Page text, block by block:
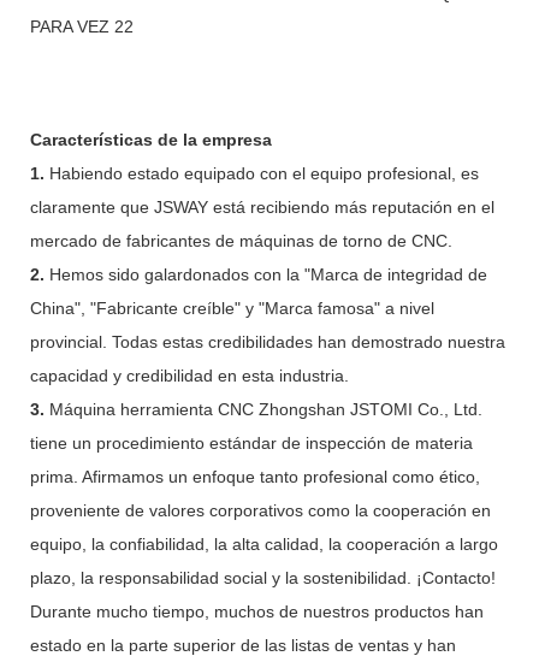
Características de la empresa
1. Habiendo estado equipado con el equipo profesional, es
claramente que JSWAY está recibiendo más reputación en el
mercado de fabricantes de máquinas de torno de CNC.
2. Hemos sido galardonados con la "Marca de integridad de
China", "Fabricante creíble" y "Marca famosa" a nivel
provincial. Todas estas credibilidades han demostrado nuestra
capacidad y credibilidad en esta industria.
3. Máquina herramienta CNC Zhongshan JSTOMI Co., Ltd.
tiene un procedimiento estándar de inspección de materia
prima. Afirmamos un enfoque tanto profesional como ético,
proveniente de valores corporativos como la cooperación en
equipo, la confiabilidad, la alta calidad, la cooperación a largo
plazo, la responsabilidad social y la sostenibilidad. ¡Contacto!
Durante mucho tiempo, muchos de nuestros productos han
estado en la parte superior de las listas de ventas y han